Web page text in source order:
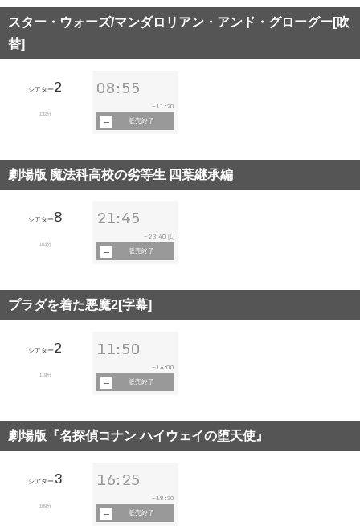
スター・ウォーズ/マンダロリアン・アンド・グローグー[吹
替]
シアター2
132分
08:55
~ 11:20
販売終了
劇場版 魔法科高校の劣等生 四葉継承編
シアター8
103分
21:45
~ 23:40 [L]
販売終了
プラダを着た悪魔2[字幕]
シアター2
119分
11:50
~14:00
販売終了
劇場版『名探偵コナン ハイウェイの堕天使』
シアター 3
109分
16:25
~18:30
販売終了